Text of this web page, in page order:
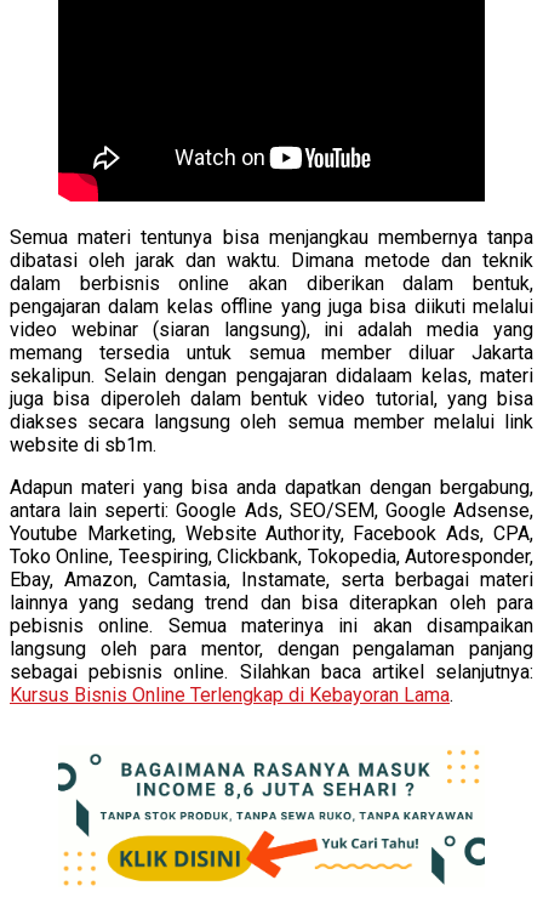
Semua materi tentunya bisa menjangkau membernya tanpa
dibatasi oleh jarak dan waktu. Dimana metode dan teknik
dalam berbisnis online akan diberikan dalam bentuk,
pengajaran dalam kelas offline yang juga bisa diikuti melalui
video webinar (siaran langsung), ini adalah media yang
memang tersedia untuk semua member diluar Jakarta
sekalipun. Selain dengan pengajaran didalaam kelas, materi
juga bisa diperoleh dalam bentuk video tutorial, yang bisa
diakses secara langsung oleh semua member melalui link
website di sb1m.
Adapun materi yang bisa anda dapatkan dengan bergabung,
antara lain seperti: Google Ads, SEO/SEM, Google Adsense,
Youtube Marketing, Website Authority, Facebook Ads, CPA,
Toko Online, Teespiring, Clickbank, Tokopedia, Autoresponder,
Ebay, Amazon, Camtasia, Instamate, serta berbagai materi
lainnya yang sedang trend dan bisa diterapkan oleh para
pebisnis online. Semua materinya ini akan disampaikan
langsung oleh para mentor, dengan pengalaman panjang
sebagai pebisnis online. Silahkan baca artikel selanjutnya:
Kursus Bisnis Online Terlengkap di Kebayoran Lama.